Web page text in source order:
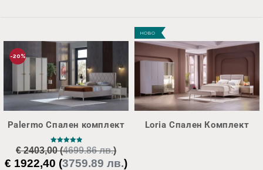
-20%
Palermo Спален комплект
Оценено с
5.00
от 5
€2403,00(4699.86 лв.)
Original
€ 1922,40 (3759.89 лв.)Текущата
НОВО
Loria Спален Комплект